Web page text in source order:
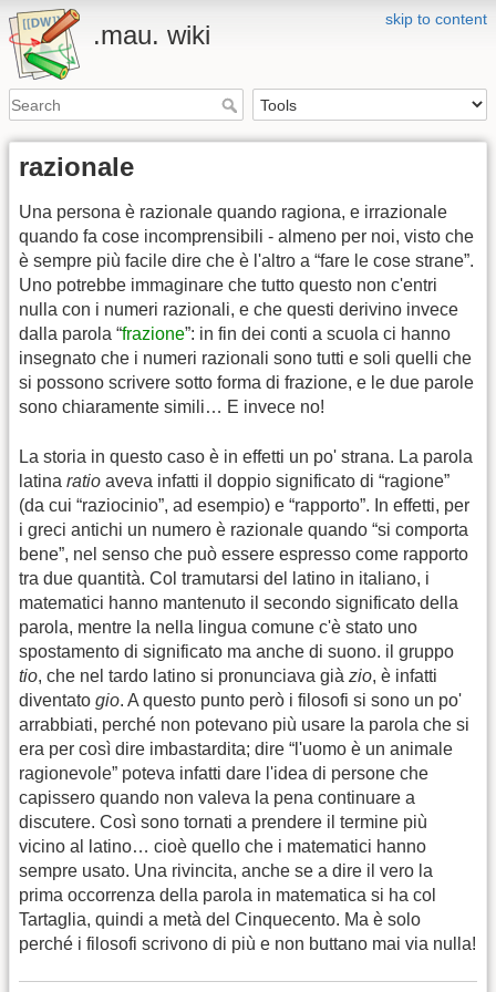
skip to content
.mau. wiki
razionale
Una persona è razionale quando ragiona, e irrazionale
quando fa cose incomprensibili - almeno per noi, visto che
è sempre più facile dire che è l'altro a “fare le cose strane”.
Uno potrebbe immaginare che tutto questo non c'entri
nulla con i numeri razionali, e che questi derivino invece
dalla parola “frazione”: in fin dei conti a scuola ci hanno
insegnato che i numeri razionali sono tutti e soli quelli che
si possono scrivere sotto forma di frazione, e le due parole
sono chiaramente simili… E invece no!
La storia in questo caso è in effetti un po' strana. La parola
latina ratio aveva infatti il doppio significato di “ragione”
(da cui “raziocinio”, ad esempio) e “rapporto”. In effetti, per
i greci antichi un numero è razionale quando “si comporta
bene”, nel senso che può essere espresso come rapporto
tra due quantità. Col tramutarsi del latino in italiano, i
matematici hanno mantenuto il secondo significato della
parola, mentre la nella lingua comune c'è stato uno
spostamento di significato ma anche di suono. il gruppo
tio, che nel tardo latino si pronunciava già zio, è infatti
diventato gio. A questo punto però i filosofi si sono un po'
arrabbiati, perché non potevano più usare la parola che si
era per così dire imbastardita; dire “l'uomo è un animale
ragionevole” poteva infatti dare l'idea di persone che
capissero quando non valeva la pena continuare a
discutere. Così sono tornati a prendere il termine più
vicino al latino… cioè quello che i matematici hanno
sempre usato. Una rivincita, anche se a dire il vero la
prima occorrenza della parola in matematica si ha col
Tartaglia, quindi a metà del Cinquecento. Ma è solo
perché i filosofi scrivono di più e non buttano mai via nulla!